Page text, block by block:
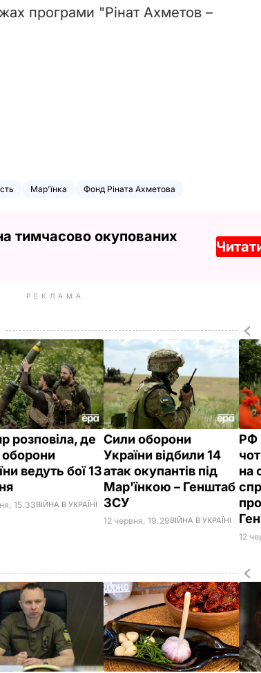
o
програми "Рінат Ахметов –
Мар'їнка Фонд Ріната Ахметова
тимчасово окупованих
РЕКЛАМА
розповіла, де
ведуть бої 13
15.33ВІЙНА В УКРАЇНІ
Сили оборони
України відбили 14
атак окупантів під
Мар'їнкою – Генштаб
ЗСУ
12 червня, 19.29ВІЙНА В УКРАЇНІ
РФ
на
12